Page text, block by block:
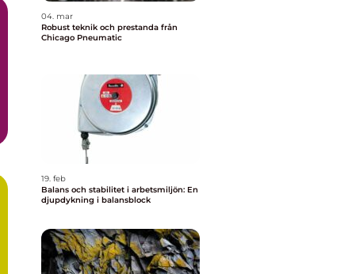
04. mar
Robust teknik och prestanda från
Chicago Pneumatic
19. feb
Balans och stabilitet i arbetsmiljön: En
djupdykning i balansblock